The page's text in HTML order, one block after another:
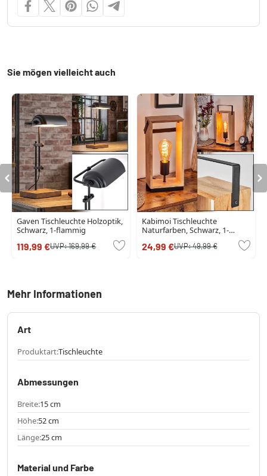
Sie mögen vielleicht auch
Gaven Tischleuchte Holzoptik,
Schwarz, 1-flammig
119,99 €UVP:169,99 €
Kabimoi Tischleuchte
Naturfarben, Schwarz, 1-
24,99 €UVP:49,99 €
Mehr Informationen
Art
Produktart:Tischleuchte
Abmessungen
Breite:15 cm
Höhe:52 cm
Länge:25 cm
Material und Farbe